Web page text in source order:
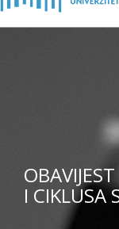
I CIKLUSA